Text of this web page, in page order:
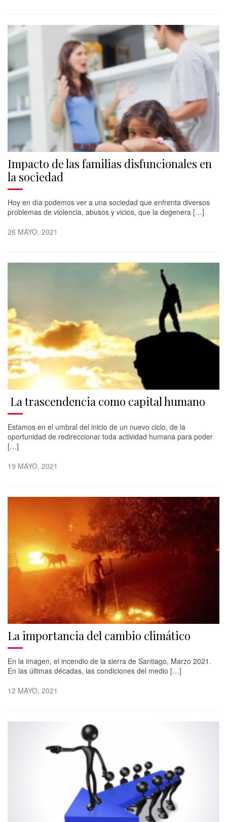
Impacto de las familias disfuncionales en
la sociedad
Hoy en día podemos ver a una sociedad que enfrenta diversos
problemas de violencia, abusos y vicios, que la degenera […]
26 MAYO, 2021
La trascendencia como capital humano
Estamos en el umbral del inicio de un nuevo ciclo, de la
oportunidad de redireccionar toda actividad humana para poder
[…]
19 MAYO, 2021
La importancia del cambio climático
En la imagen, el incendio de la sierra de Santiago, Marzo 2021.
En las últimas décadas, las condiciones del medio […]
12 MAYO, 2021